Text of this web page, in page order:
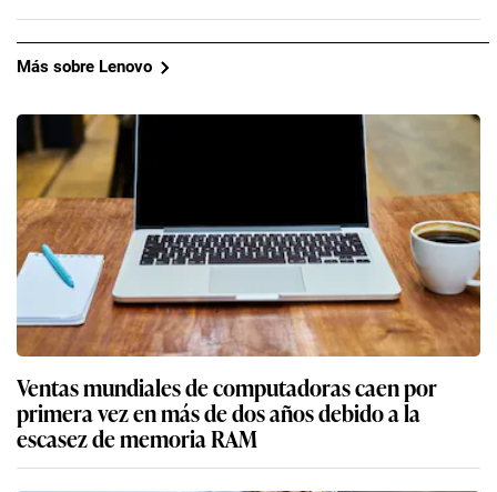
Más sobre Lenovo
Ventas mundiales de computadoras caen por
primera vez en más de dos años debido a la
escasez de memoria RAM